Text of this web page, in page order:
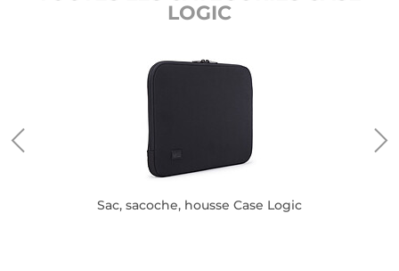
LOGIC
Sac, sacoche, housse Case Logic